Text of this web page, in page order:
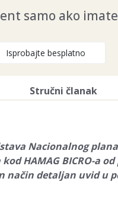
samo ako
Isprobajte besplatno
Stručni članak
Nacionalnog
HAMAG BICRO-a od
način detaljan uvid u